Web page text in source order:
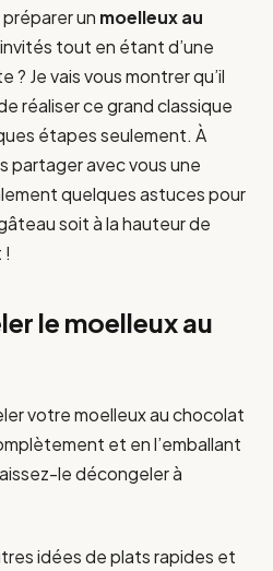
un moelleux au
tout en étant d’une
Je vais vous montrer qu’il
réaliser ce grand classique
étapes seulement. À
partager avec vous une
quelques astuces pour
soit à la hauteur de
!
le moelleux au
votre moelleux au chocolat
et en l’emballant
le décongeler à
idées de plats rapides et